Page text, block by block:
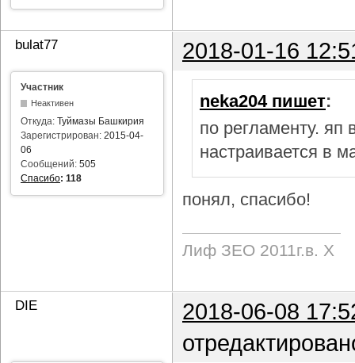
bulat77 2018-01-16
Участник
Неактивен
Откуда: Туймазы Башкирия
Зарегистрирован: 2015-04-
06
Сообщений: 505
Спасибо: 118
neka204 пишет:
по регламенту.
настраивается в
понял, спасибо!
Лиф ЗЕО 2011г.в. Х
DIE
2018-06-08